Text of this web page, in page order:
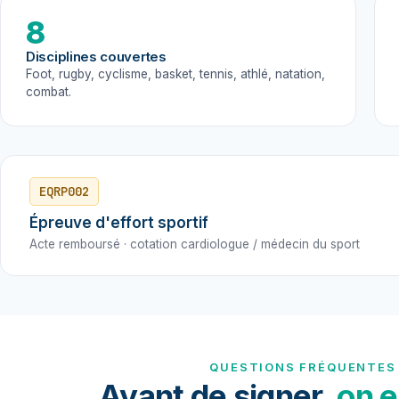
8
Disciplines couvertes
Foot, rugby, cyclisme, basket, tennis, athlé, natation,
combat.
EQRP002
Épreuve d'effort sportif
Acte remboursé · cotation cardiologue / médecin du sport
QUESTIONS FRÉQUENTES